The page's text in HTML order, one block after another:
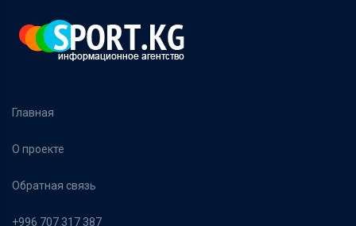
Главная
О проекте
Обратная связь
+996 707 317 387